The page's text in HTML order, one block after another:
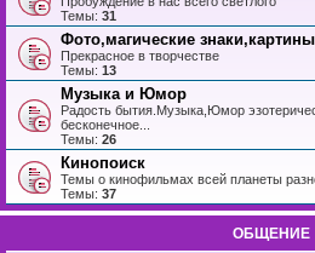
Темы: 31
Фото,магические
Прекрасное в творчестве
Темы: 13
Музыка и Юмор
Радость бытия.Музыка,Юмор
бесконечное...
Темы: 26
Кинопоиск
Темы о кинофильмах всей планеты
Темы: 37
ОБЩЕНИЕ